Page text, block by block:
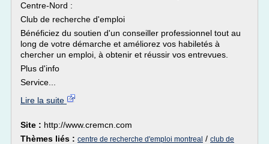
Centre-Nord :
Club de recherche d'emploi
Bénéficiez du soutien d'un conseiller professionnel tout au
long de votre démarche et améliorez vos habiletés à
chercher un emploi, à obtenir et réussir vos entrevues.
Plus d'info
Service...
Lire la suite
Site : http://www.cremcn.com
Thèmes liés : centre de recherche d'emploi montreal / club de